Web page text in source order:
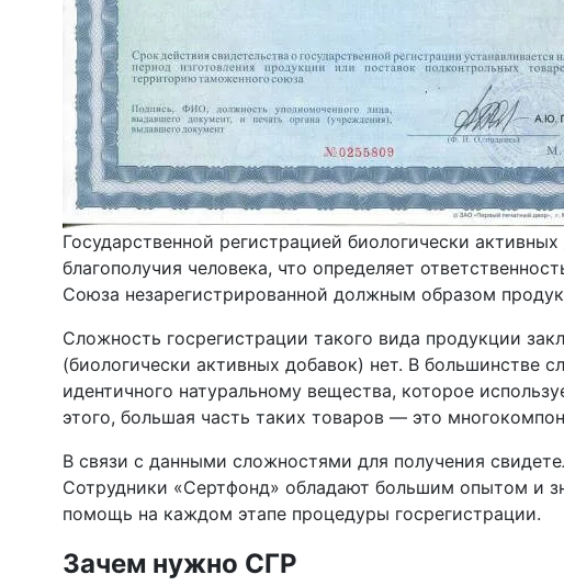
Государственной регистрацией биологически
благополучия человека, что определяет
Союза незарегистрированной должным образом
Сложность госрегистрации такого вида продукции
(биологически активных добавок) нет. В большинстве
идентичного натуральному вещества, которое
этого, большая часть таких товаров — это
В связи с данными сложностями для получения
Сотрудники «Сертфонд» обладают большим опытом и
помощь на каждом этапе процедуры госрегистрации.
Зачем нужно СГР